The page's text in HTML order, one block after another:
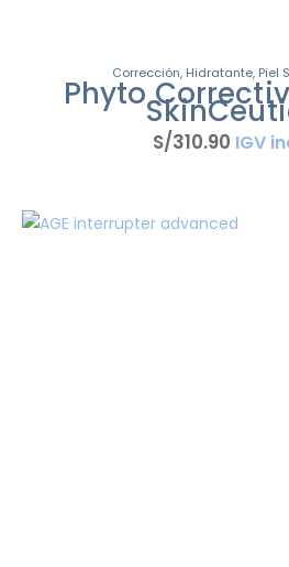
Corrección, Hidratante, Piel
Phyto
S/310.90 IGV